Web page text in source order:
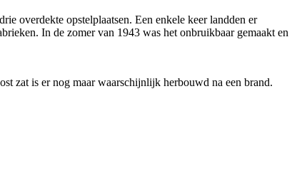
overdekte opstelplaatsen. Een enkele keer landden er
In de zomer van 1943 was het onbruikbaar gemaakt en
zat is er nog maar waarschijnlijk herbouwd na een brand.